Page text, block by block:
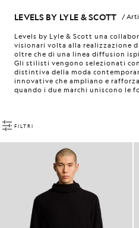
LEVELS BY LYLE & SCOTT /
Levels by Lyle & Scott una
visionari volta alla realizzazione
oltre che di una linea diffusion
Gli stilisti vengono selezionati
distintiva della moda
innovative che ampliano e
quando i due marchi uniscono le
FILTRI